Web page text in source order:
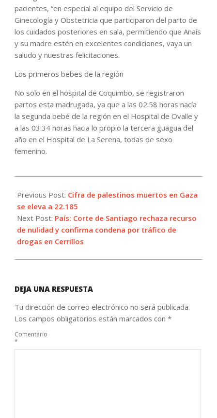
pacientes, “en especial al equipo del Servicio de
Ginecología y Obstetricia que participaron del parto de
los cuidados posteriores en sala, permitiendo que Anaís
y su madre estén en excelentes condiciones, vaya un
saludo y nuestras felicitaciones.
Los primeros bebes de la región
No solo en el hospital de Coquimbo, se registraron
partos esta madrugada, ya que a las 02:58 horas nacía
la segunda bebé de la región en el Hospital de Ovalle y
a las 03:34 horas hacia lo propio la tercera guagua del
año en el Hospital de La Serena, todas de sexo
femenino.
01-
02
Previous Post: Cifra de palestinos muertos en Gaza
se eleva a 22.185
Next Post: País: Corte de Santiago rechaza recurso
de nulidad y confirma condena por tráfico de
drogas en Cerrillos
DEJA UNA RESPUESTA
Tu dirección de correo electrónico no será publicada.
Los campos obligatorios están marcados con *
Comentario
*